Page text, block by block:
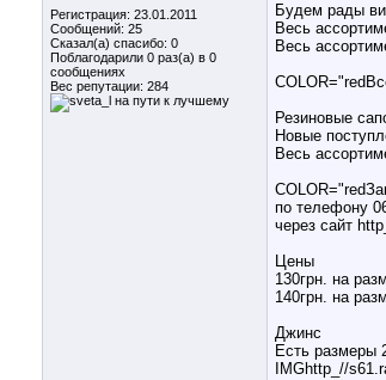
Регистрация: 23.01.2011
Сообщений: 25
Сказал(а) спасибо: 0
Поблагодарили 0 раз(а) в 0
сообщениях
Вес репутации: 284
Будем рады
Весь
Весь
Резиновые
Новые
Весь
по телефону
через сайт
Цены
130грн. на
140грн. на
Джинс
Есть размеры
IMGhttp_//